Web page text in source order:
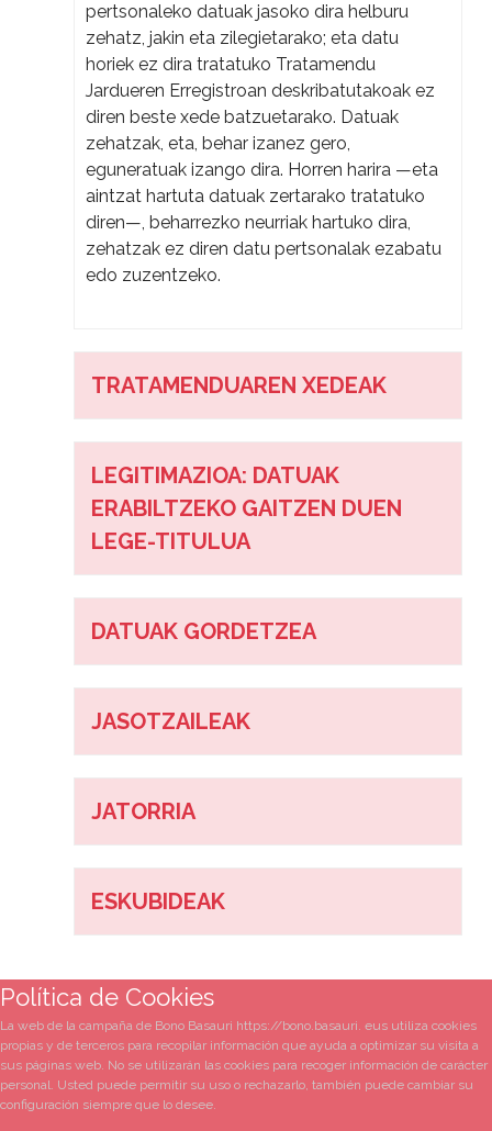
pertsonaleko datuak jasoko dira helburu
zehatz, jakin eta zilegietarako; eta datu
horiek ez dira tratatuko Tratamendu
Jardueren Erregistroan deskribatutakoak ez
diren beste xede batzuetarako. Datuak
zehatzak, eta, behar izanez gero,
eguneratuak izango dira. Horren harira —eta
aintzat hartuta datuak zertarako tratatuko
diren—, beharrezko neurriak hartuko dira,
zehatzak ez diren datu pertsonalak ezabatu
edo zuzentzeko.
TRATAMENDUAREN XEDEAK
LEGITIMAZIOA: DATUAK
ERABILTZEKO GAITZEN DUEN
LEGE-TITULUA
DATUAK GORDETZEA
JASOTZAILEAK
JATORRIA
ESKUBIDEAK
Política de Cookies
La web de la campaña de Bono Basauri https://bono.basauri. eus utiliza cookies
propias y de terceros para recopilar información que ayuda a optimizar su visita a
sus páginas web. No se utilizarán las cookies para recoger información de carácter
personal. Usted puede permitir su uso o rechazarlo, también puede cambiar su
configuración siempre que lo desee.